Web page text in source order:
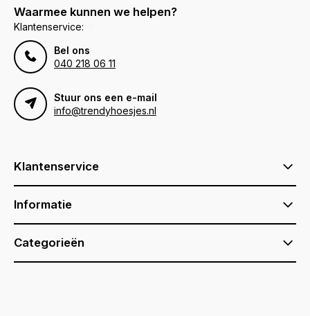
Waarmee kunnen we helpen?
Klantenservice:
Bel ons
040 218 06 11
Stuur ons een e-mail
info@trendyhoesjes.nl
Klantenservice
Informatie
Categorieën